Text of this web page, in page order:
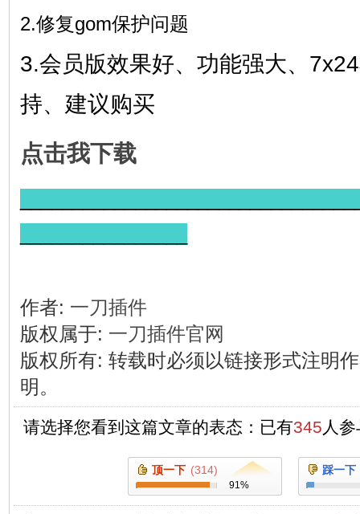
2.修复gom保护问题
3.会员版效果好、功能强大、
持、建议购买
点击我下载
作者: 一刀插件
版权属于: 一刀插件官网
版权所有: 转载时必须以链接形式注明
明。
请选择您看到这篇文章的表态：已有345 人
顶一下 (314)
91%
踩一下